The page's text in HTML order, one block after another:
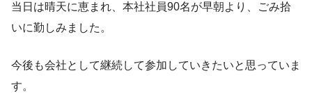
当日は晴天に恵まれ、本社社員90名が早朝より、ごみ拾
いに勤しみました。
今後も会社として継続して参加していきたいと思っていま
す。